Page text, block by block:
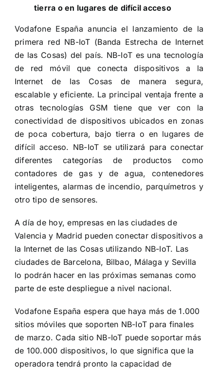
tierra o en lugares de difícil acceso
Vodafone España anuncia el lanzamiento de la
primera red NB-IoT (Banda Estrecha de Internet
de las Cosas) del país. NB-IoT es una tecnología
de red móvil que conecta dispositivos a la
Internet de las Cosas de manera segura,
escalable y eficiente. La principal ventaja frente a
otras tecnologías GSM tiene que ver con la
conectividad de dispositivos ubicados en zonas
de poca cobertura, bajo tierra o en lugares de
difícil acceso. NB-IoT se utilizará para conectar
diferentes categorías de productos como
contadores de gas y de agua, contenedores
inteligentes, alarmas de incendio, parquímetros y
otro tipo de sensores.
A día de hoy, empresas en las ciudades de
Valencia y Madrid pueden conectar dispositivos a
la Internet de las Cosas utilizando NB-IoT. Las
ciudades de Barcelona, Bilbao, Málaga y Sevilla
lo podrán hacer en las próximas semanas como
parte de este despliegue a nivel nacional.
Vodafone España espera que haya más de 1.000
sitios móviles que soporten NB-IoT para finales
de marzo. Cada sitio NB-IoT puede soportar más
de 100.000 dispositivos, lo que significa que la
operadora tendrá pronto la capacidad de